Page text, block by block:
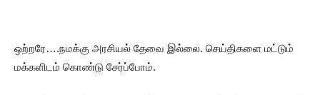
ஒற்றரே….நமக்கு அரசியல் தேவை இல்லை. செய்திகளை மட்டும்
மக்களிடம் கொண்டு சேர்ப்போம்.